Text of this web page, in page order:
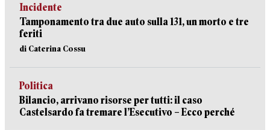
Incidente
Tamponamento tra due auto sulla 131, un morto e tre
feriti
di Caterina Cossu
Politica
Bilancio, arrivano risorse per tutti: il caso
Castelsardo fa tremare l’Esecutivo – Ecco perché